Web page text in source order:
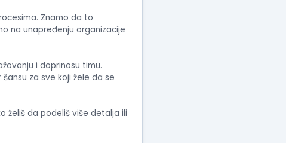
Znamo da to
na unapređenju organizacije
i doprinosu timu.
za sve koji žele da se
želiš da podeliš više detalja ili